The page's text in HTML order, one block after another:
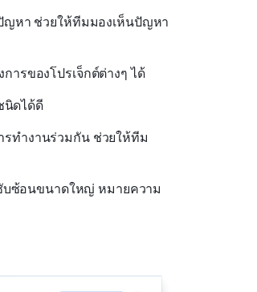
ญหา ช่วยให้ทีมมองเห็นปัญหา
รของโปรเจ็กต์ต่างๆ ได้
นิดได้ดี
รทำงานร่วมกัน ช่วยให้ทีม
บซ้อนขนาดใหญ่ หมายความ